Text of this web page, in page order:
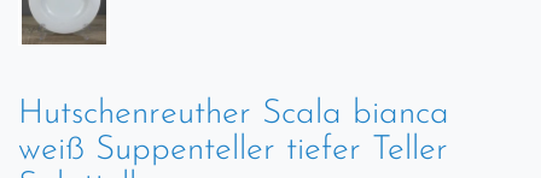
Hutschenreuther Scala bianca
weiß Suppenteller tiefer Teller